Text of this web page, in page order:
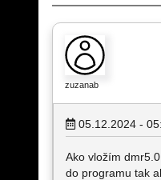
zuzanab
05.12.2024 -
Ako vložím
do programu tak